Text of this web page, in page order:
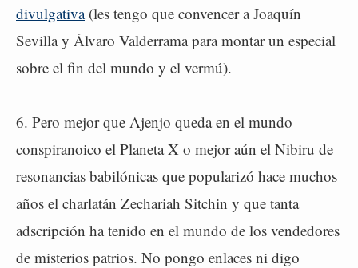
divulgativa(les tengo que convencer a Joaquín
Sevilla y Álvaro Valderrama para montar un especial
sobre el fin del mundo y el vermú).
6. Pero mejor que Ajenjo queda en el mundo
conspiranoico el Planeta X o mejor aún el Nibiru de
resonancias babilónicas que popularizó hace muchos
años el charlatán Zechariah Sitchin y que tanta
adscripción ha tenido en el mundo de los vendedores
de misterios patrios. No pongo enlaces ni digo